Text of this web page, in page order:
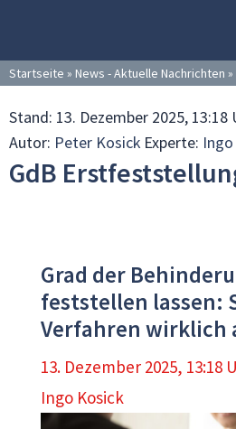
Startseite » News - Aktuelle Nachrichten »
Stand: 13. Dezember 2025, 13:18
Autor: Peter Kosick Experte:
GdB
Grad der
feststellen lassen:
Verfahren wirklich
13. Dezember 2025, 13:18
Ingo Kosick